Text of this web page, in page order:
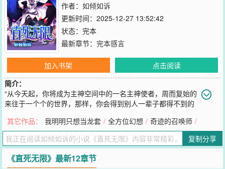
作者： 如倾如诉
更新时间：2025-12-27 13:52:42
状态：完本
最新章节： 完本感言
加入书架
点击阅读
简介：
“从今天起，你将成为主神空间中的一名主神使者，周而复始的
来往于一个个的世界，那样，你会得到别人一辈子都得不到的
注定变得不再平凡... （PS：已完本两本500万字以上长篇小说
《少女大召唤》与《全方位幻想》，更新有节操，各位书友可以放心
食用。）
您要是觉得《直死无限 》还不错的话请不要忘记向您QQ群和微博微信
里的朋友推荐哦！
其它作品： 我明明只想当龙套 / 全方位幻想 / 奇迹的召唤师 /
复制分享
《直死无限》最新12章节